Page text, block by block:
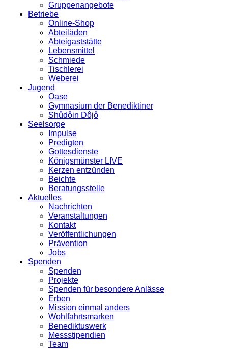
Gruppenangebote
Betriebe
Online-Shop
Abteiläden
Abteigaststätte
Lebensmittel
Schmiede
Tischlerei
Weberei
Jugend
Oase
Gymnasium der Benediktiner
Shûdôin Dôjô
Seelsorge
Impulse
Predigten
Gottesdienste
Königsmünster LIVE
Kerzen entzünden
Beichte
Beratungsstelle
Aktuelles
Nachrichten
Veranstaltungen
Kontakt
Veröffentlichungen
Prävention
Jobs
Spenden
Spenden
Projekte
Spenden für besondere Anlässe
Erben
Mission einmal anders
Wohlfahrtsmarken
Benediktuswerk
Messstipendien
Team